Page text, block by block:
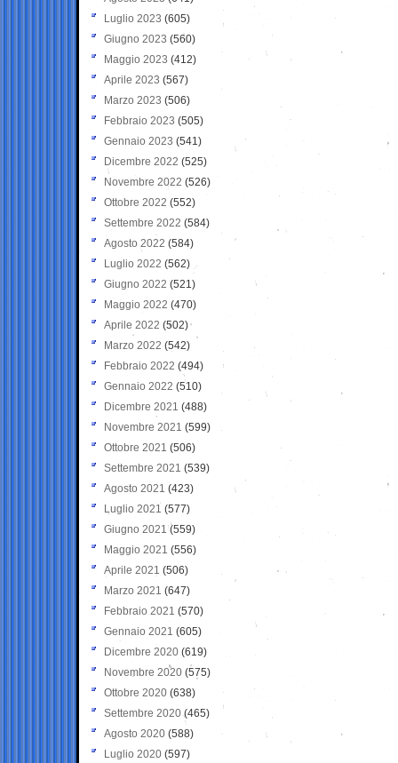
Luglio 2023 (605)
Giugno 2023 (560)
Maggio 2023 (412)
Aprile 2023 (567)
Marzo 2023 (506)
Febbraio 2023 (505)
Gennaio 2023 (541)
Dicembre 2022 (525)
Novembre 2022 (526)
Ottobre 2022 (552)
Settembre 2022 (584)
Agosto 2022 (584)
Luglio 2022 (562)
Giugno 2022 (521)
Maggio 2022 (470)
Aprile 2022 (502)
Marzo 2022 (542)
Febbraio 2022 (494)
Gennaio 2022 (510)
Dicembre 2021 (488)
Novembre 2021 (599)
Ottobre 2021 (506)
Settembre 2021 (539)
Agosto 2021 (423)
Luglio 2021 (577)
Giugno 2021(559)
Maggio 2021 (556)
Aprile 2021 (506)
Marzo 2021 (647)
Febbraio 2021 (570)
Gennaio 2021 (605)
Dicembre 2020 (619)
Novembre 2020 (575)
Ottobre 2020 (638)
Settembre 2020(465)
Agosto 2020 (588)
Luglio 2020 (597)